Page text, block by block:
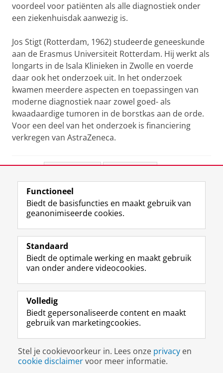
voordeel voor patiënten als alle diagnostiek onder
een ziekenhuisdak aanwezig is.
Jos Stigt (Rotterdam, 1962) studeerde geneeskunde
aan de Erasmus Universiteit Rotterdam. Hij werkt als
longarts in de Isala Klinieken in Zwolle en voerde
daar ook het onderzoek uit. In het onderzoek
kwamen meerdere aspecten en toepassingen van
moderne diagnostiek naar zowel goed- als
kwaadaardige tumoren in de borstkas aan de orde.
Voor een deel van het onderzoek is financiering
verkregen van AstraZeneca.
View this page in:English
Volg de RUG
F
a
e
b
o
p
a
i
n
a
L
i
k
e
I
-
p
g
i
n
R
S
-
f
e
R
k
s
u
I
n
t
r
m
c
c
o
Y
o
T
e
k
a
a
Studiekiezers
Alumni
Over ons
Disclaimer & Copyright
Inloggen
Functioneel
Biedt de basisfuncties en maakt gebruik van
geanonimiseerde cookies.
Standaard
Biedt de optimale werking en maakt gebruik
van onder andere videocookies.
Volledig
Biedt gepersonaliseerde content en maakt
gebruik van marketingcookies.
Stel je cookievoorkeur in. Lees onze privacy en
cookie disclaimervoor meer informatie.